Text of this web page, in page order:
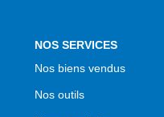
NOS SERVICES
Nos biens vendus
Nos outils